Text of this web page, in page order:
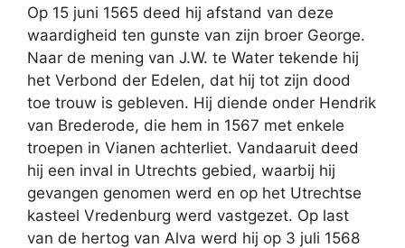
Op 15 juni 1565 deed hij afstand van deze
waardigheid ten gunste van zijn broer George.
Naar de mening van J.W. te Water tekende hij
het Verbond der Edelen, dat hij tot zijn dood
toe trouw is gebleven. Hij diende onder Hendrik
van Brederode, die hem in 1567 met enkele
troepen in Vianen achterliet. Vandaaruit deed
hij een inval in Utrechts gebied, waarbij hij
gevangen genomen werd en op het Utrechtse
kasteel Vredenburg werd vastgezet. Op last
van de hertog van Alva werd hij op 3 juli 1568